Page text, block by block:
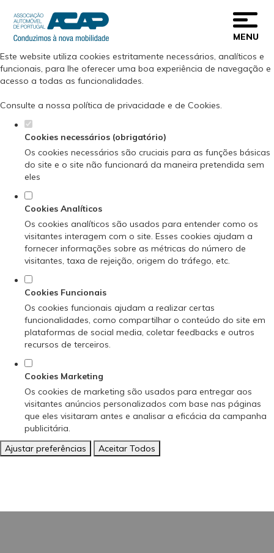
Defina as suas preferências de cookies
para este website.
Este website utiliza cookies estritamente necessários, analíticos e
funcionais, para lhe oferecer uma boa experiência de navegação e
acesso a todas as funcionalidades.
Consulte a nossa política de privacidade e de Cookies.
Cookies necessários (obrigatório)
Os cookies necessários são cruciais para as funções básicas
do site e o site não funcionará da maneira pretendida sem
eles
Cookies Analíticos
Os cookies analíticos são usados para entender como os
visitantes interagem com o site. Esses cookies ajudam a
fornecer informações sobre as métricas do número de
visitantes, taxa de rejeição, origem do tráfego, etc.
Cookies Funcionais
Os cookies funcionais ajudam a realizar certas
funcionalidades, como compartilhar o conteúdo do site em
plataformas de social media, coletar feedbacks e outros
recursos de terceiros.
Cookies Marketing
Os cookies de marketing são usados para entregar aos
visitantes anúncios personalizados com base nas páginas
que eles visitaram antes e analisar a eficácia da campanha
publicitária.
Ajustar preferências
Aceitar Todos
MENU